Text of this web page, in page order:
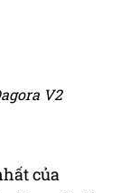
V2
của